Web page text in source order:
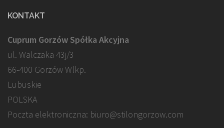
KONTAKT
Cuprum Gorzów Spółka Akcyjna
ul. Walczaka 43j/3
66-400 Gorzów Wlkp.
Lubuskie
POLSKA
Poczta elektroniczna: biuro@stilongorzow.com